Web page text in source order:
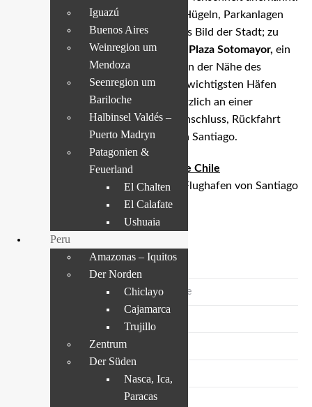
Vielfarbige Häuser an und auf den Hügeln, Parkanlagen
und nationale Denkmäler prägen das Bild der Stadt; zu
den Sehenswürdigkeiten gehört die Plaza Sotomayor, ein
wichtiger urbaner Treffpunkt, ganz in der Nähe des
Hafens von Valparaíso gelegen, der wichtigsten Häfen
Chiles. Als Gruppe können Sie zusätzlich an einer
Küstenschifffahrt teilnehmen. Im Anschluss, Rückfahrt
nach Santiago und Übernachtung in Santiago.
Zentralregion–Santiago de Chile
Nach dem Frühstück Transfer zum Flughafen von Santiago
Reiseziele
Großer Norden & Atacamawüste
Putre
San Pedro de Atacama
Iguazú
Buenos Aires
Weinregion um
Mendoza
Seenregion um
Bariloche
Halbinsel Valdés –
Puerto Madryn
Patagonien &
Feuerland
El Chalten
El Calafate
Ushuaia
Peru
Amazonas – Iquitos
Der Norden
Chiclayo
Cajamarca
Trujillo
Zentrum
Der Süden
Nasca, Ica,
Paracas